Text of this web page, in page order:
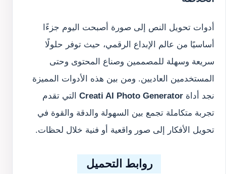
أدوات تحويل النص إلى صورة أصبحت اليوم جزءًا
أساسيًا من عالم الإبداع الرقمي، حيث توفر حلولًا
سريعة وسهلة للمصممين وصناع المحتوى وحتى
المستخدمين العاديين. ومن بين هذه الأدوات المميزة
نجد أداة Creati AI Photo Generatorالتي تقدم
تجربة متكاملة تجمع بين السهولة والدقة والقوة في
تحويل الأفكار إلى صور واقعية أو فنية خلال لحظات.
روابط التحميل